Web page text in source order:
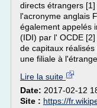
directs étrangers
l'acronyme anglais
également appelés
(IDI) par l' OCDE
de capitaux
une filiale à
Lire la suite
Date: 2017-02-12
Site : https://